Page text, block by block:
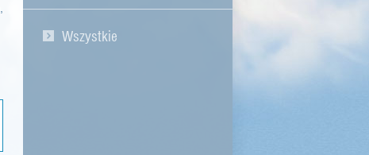
Wszystkie